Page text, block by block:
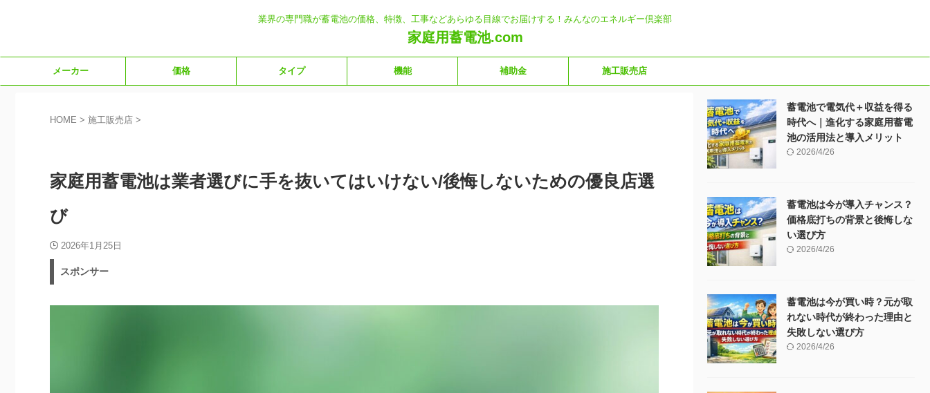
業界の専門職が蓄電池の価格、特徴、工事などあらゆる目線でお届けする！みんなのエネルギー倶楽部
家庭用蓄電池.com
メーカー 価格 タイプ 機能 補助金 施工販売店
HOME > 施工販売店 >
家庭用蓄電池は業者選びに手を抜いてはいけない/後悔しないための優良店選
び
2026年1月25日
スポンサー
蓄電池で電気代＋収益を得る
時代へ｜進化する家庭用蓄電
池の活用法と導入メリット
2026/4/26
蓄電池は今が導入チャンス？
価格底打ちの背景と後悔しな
い選び方
2026/4/26
蓄電池は今が買い時？元が取
れない時代が終わった理由と
失敗しない選び方
2026/4/26